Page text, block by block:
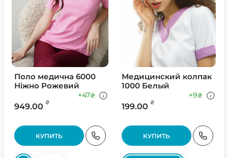
Поло медична 6000
Ніжно Рожевий
949.00 ₴
+47₴
КУПИТЬ
Медицинский колпак
1000 Белый
199.00 ₴
+9₴
КУПИТЬ